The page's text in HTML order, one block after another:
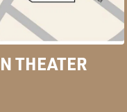
THEATER